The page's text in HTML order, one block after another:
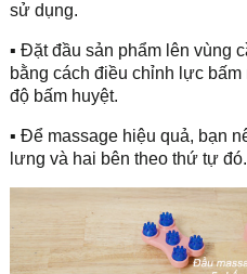
sử dụng.
▪ Đặt đầu sản phẩm lên vùng
bằng cách điều chỉnh lực
độ bấm huyệt.
▪ Để massage hiệu quả, bạn
lưng và hai bên theo thứ tự đó.